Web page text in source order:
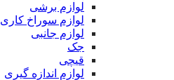
لوازم برشی
لوازم سوراخ کاری
لوازم جانبی
جک
قیچی
لوازم اندازه گیری